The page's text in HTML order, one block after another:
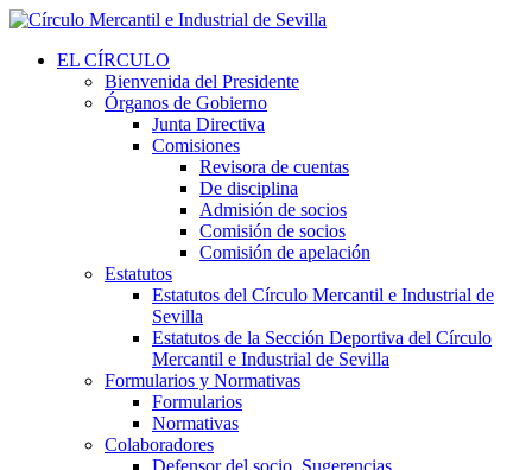
EL CÍRCULO
Bienvenida del Presidente
Órganos de Gobierno
Junta Directiva
Comisiones
Revisora de cuentas
De disciplina
Admisión de socios
Comisión de socios
Comisión de apelación
Estatutos
Estatutos del Círculo Mercantil e Industrial de
Sevilla
Estatutos de la Sección Deportiva del Círculo
Mercantil e Industrial de Sevilla
Formularios y Normativas
Formularios
Normativas
Colaboradores
Defensor del socio. Sugerencias